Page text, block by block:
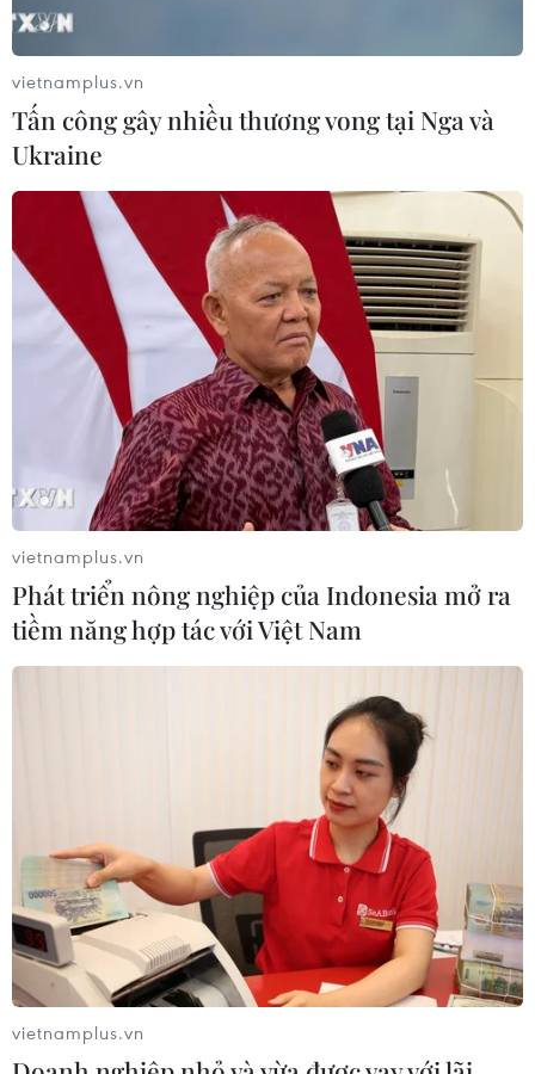
Gian hàng đồ chơi múa rối thu hút đông các em nhỏ cùng phụ
huynh. (Ảnh: Tuấn Đức/TTXVN)
Em nhỏ cùng phụ huynh trải nghiệm chơi xếp hình. (Ảnh: Tuấn
Đức/TTXVN)
vietnamplus.vn
Tấn công gây nhiều thương vong tại Nga và
Ukraine
vietnamplus.vn
Phát triển nông nghiệp của Indonesia mở ra
tiềm năng hợp tác với Việt Nam
vietnamplus.vn